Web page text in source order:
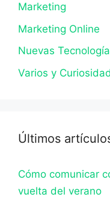
Marketing
Marketing Online
Nuevas
Varios y
Últimos
Cómo comunicar
vuelta del verano